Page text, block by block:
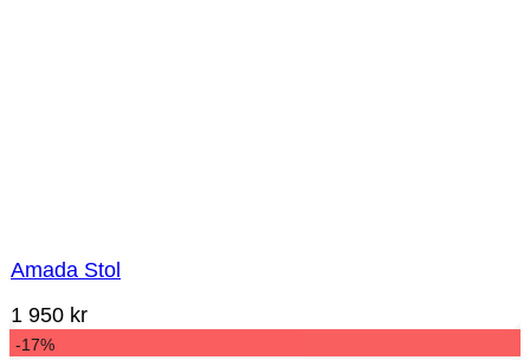
Amada Stol
1 950 kr
-17%